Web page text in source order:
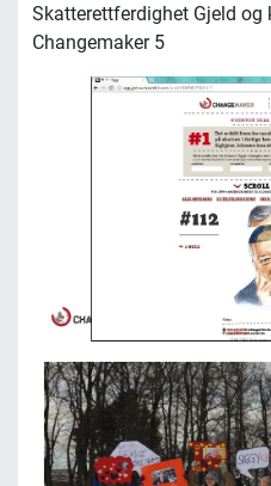
Skatterettferdighet Gjeld
Changemaker 5